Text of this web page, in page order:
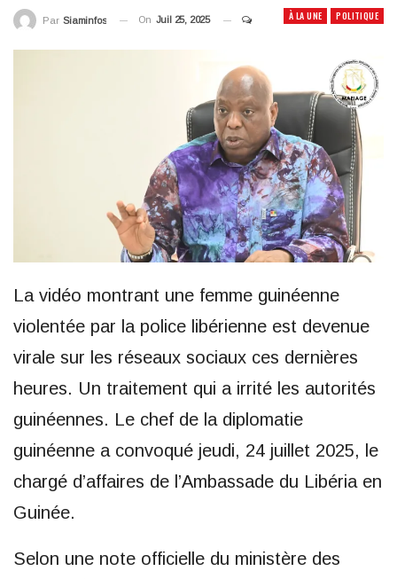
À LA UNE POLITIQUE
Par Siaminfos On Juil 25, 2025
La vidéo montrant une femme guinéenne
violentée par la police libérienne est devenue
virale sur les réseaux sociaux ces dernières
heures. Un traitement qui a irrité les autorités
guinéennes. Le chef de la diplomatie
guinéenne a convoqué jeudi, 24 juillet 2025, le
chargé d’affaires de l’Ambassade du Libéria en
Guinée.
Selon une note officielle du ministère des